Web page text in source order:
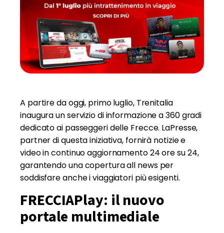
A partire da oggi, primo luglio, Trenitalia
inaugura un servizio di informazione a 360 gradi
dedicato ai passeggeri delle Frecce. LaPresse,
partner di questa iniziativa, fornirà notizie e
video in continuo aggiornamento 24 ore su 24,
garantendo una copertura all news per
soddisfare anche i viaggiatori più esigenti.
FRECCIAPlay: il nuovo
portale multimediale